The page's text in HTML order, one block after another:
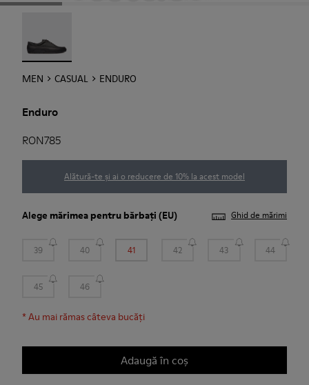
MEN CASUAL ENDURO
Enduro
RON785
Alătură-te și ai o reducere de 10% la acest model
Alege mărimea pentru bărbați (EU) Ghid de mărimi
39 40 41 42 43 44
45 46
*Au mai rămas câteva bucăți
Adaugă în coș